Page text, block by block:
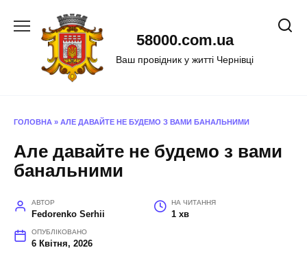
58000.com.ua
Ваш провідник у житті Чернівці
ГОЛОВНА » АЛЕ ДАВАЙТЕ НЕ БУДЕМО З ВАМИ БАНАЛЬНИМИ
Але давайте не будемо з вами
банальними
АВТОР
Fedorenko Serhii
НА ЧИТАННЯ
1 хв
ОПУБЛІКОВАНО
6 Квітня, 2026